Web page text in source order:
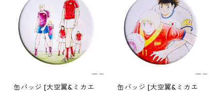
缶バッジ [大空翼&ミカエ
缶バッジ [大空翼&ミカエ